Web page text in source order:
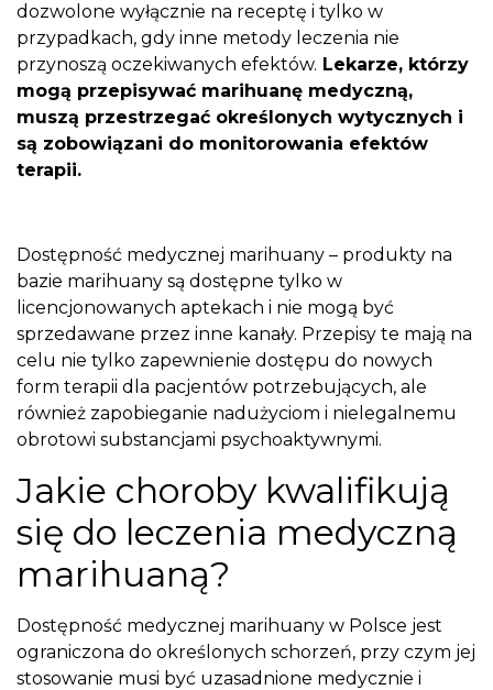
dozwolone wyłącznie na receptę i tylko w
przypadkach, gdy inne metody leczenia nie
przynoszą oczekiwanych efektów. Lekarze, którzy
mogą przepisywać marihuanę medyczną,
muszą przestrzegać określonych wytycznych i
są zobowiązani do monitorowania efektów
terapii.
Dostępność medycznej marihuany – produkty na
bazie marihuany są dostępne tylko w
licencjonowanych aptekach i nie mogą być
sprzedawane przez inne kanały. Przepisy te mają na
celu nie tylko zapewnienie dostępu do nowych
form terapii dla pacjentów potrzebujących, ale
również zapobieganie nadużyciom i nielegalnemu
obrotowi substancjami psychoaktywnymi.
Jakie choroby kwalifikują
się do leczenia medyczną
marihuaną?
Dostępność medycznej marihuany w Polsce jest
ograniczona do określonych schorzeń, przy czym jej
stosowanie musi być uzasadnione medycznie i